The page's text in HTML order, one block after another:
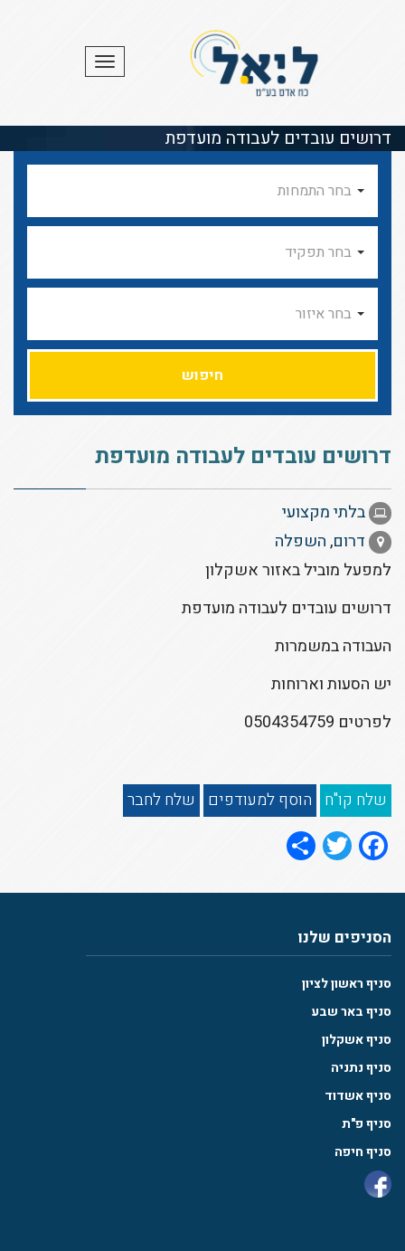
תפריט
דרושים עובדים לעבודה מועדפת
בחר התמחות
בחר תפקיד
בחר איזור
דרושים עובדים לעבודה מועדפת
בלתי מקצועי
דרום,השפלה
למפעל מוביל באזור אשקלון
דרושים עובדים לעבודה מועדפת
העבודה במשמרות
יש הסעות וארוחות
לפרטים 0504354759
שלח קו"ח הוסף למעודפים שלח לחבר
Facebook
Twitter
הסניפים שלנו
סניף ראשון לציון
סניף באר שבע
סניף אשקלון
סניף נתניה
סניף אשדוד
סניף פ"ת
סניף חיפה